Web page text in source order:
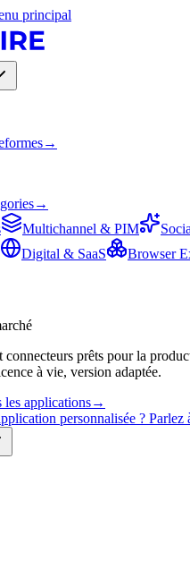
principal
→
→
Multichannel & PIM
Digital & SaaS
Browser
prêts pour la
à vie, version adaptée.
applications→
personnalisée ? Parlez